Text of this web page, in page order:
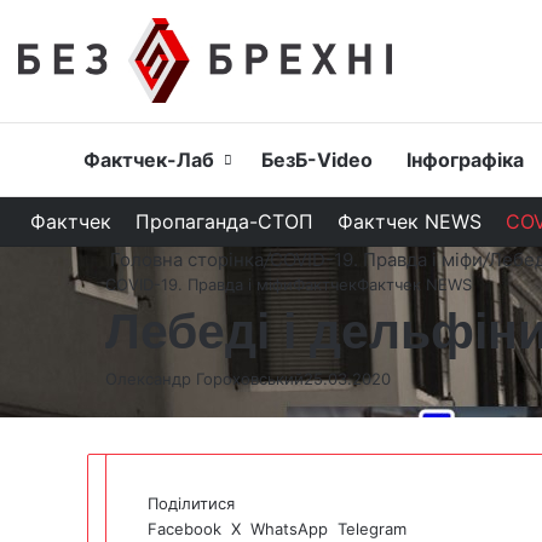
Головна
Фактчек-Лаб БезБ-Video Інфографіка
Фактчек Пропаганда-СТОП Фактчек NEWS
Головна сторінка/COVID-19. Правда і міфи/
COVID-19. Правда і міфиФактчекФактчек NEWS
Лебеді і
Олександр Гороховський25.03.2020
Поділитися
Facebook X WhatsApp Telegram